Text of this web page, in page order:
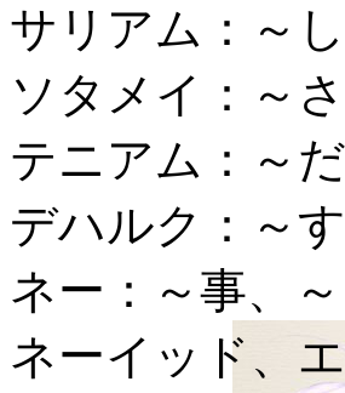
サリアム： ～
ソタメイ： ～
テニアム： ～
デハルク： ～
ネー： ～事、
ネーイッド、